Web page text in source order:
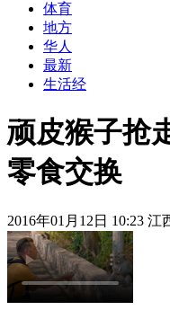
体育
地方
华人
最新
生活经
顽皮猴子抢
零食交换
2016年01月12日 10:23 江